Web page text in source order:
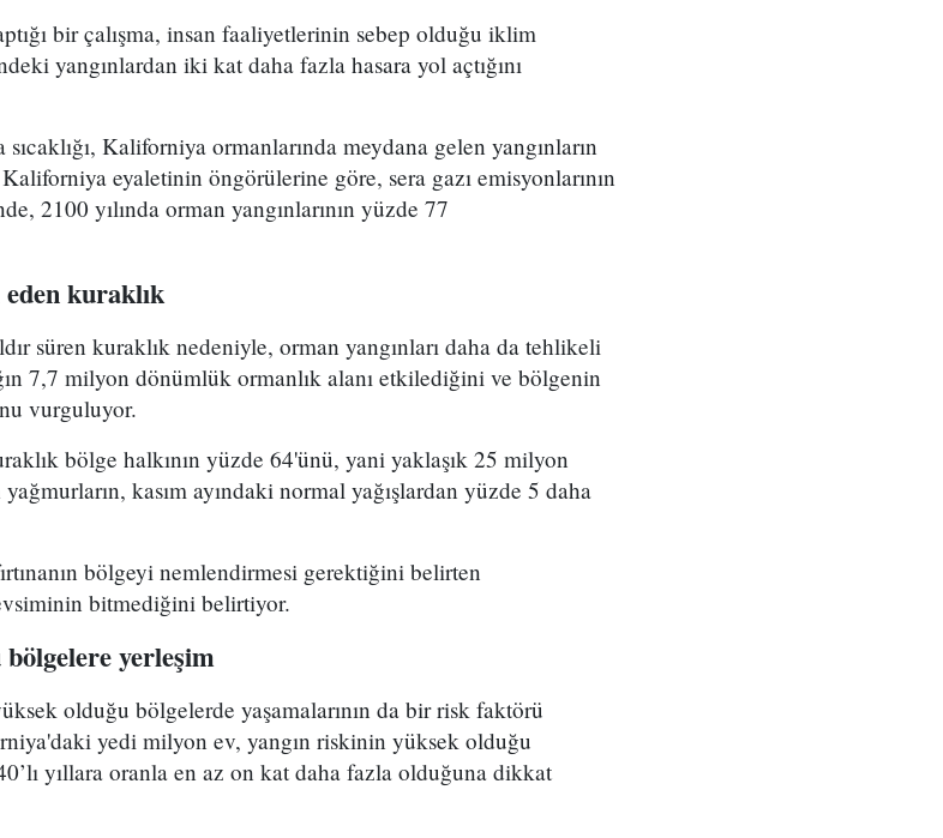
bir çalışma, insan faaliyetlerinin sebep olduğu iklim
yangınlardan iki kat daha fazla hasara yol açtığını
Kaliforniya ormanlarında meydana gelen yangınların
Kaliforniya eyaletinin öngörülerine göre, sera gazı emisyonlarının
2100 yılında orman yangınlarının yüzde 77
kuraklık
süren kuraklık nedeniyle, orman yangınları daha da tehlikeli
7,7 milyon dönümlük ormanlık alanı etkilediğini ve bölgenin
vurguluyor.
bölge halkının yüzde 64'ünü, yani yaklaşık 25 milyon
kasım ayındaki normal yağışlardan yüzde 5 daha
bölgeyi nemlendirmesi gerektiğini belirten
bitmediğini belirtiyor.
yerleşim
olduğu bölgelerde yaşamalarının da bir risk faktörü
yedi milyon ev, yangın riskinin yüksek olduğu
yıllara oranla en az on kat daha fazla olduğuna dikkat